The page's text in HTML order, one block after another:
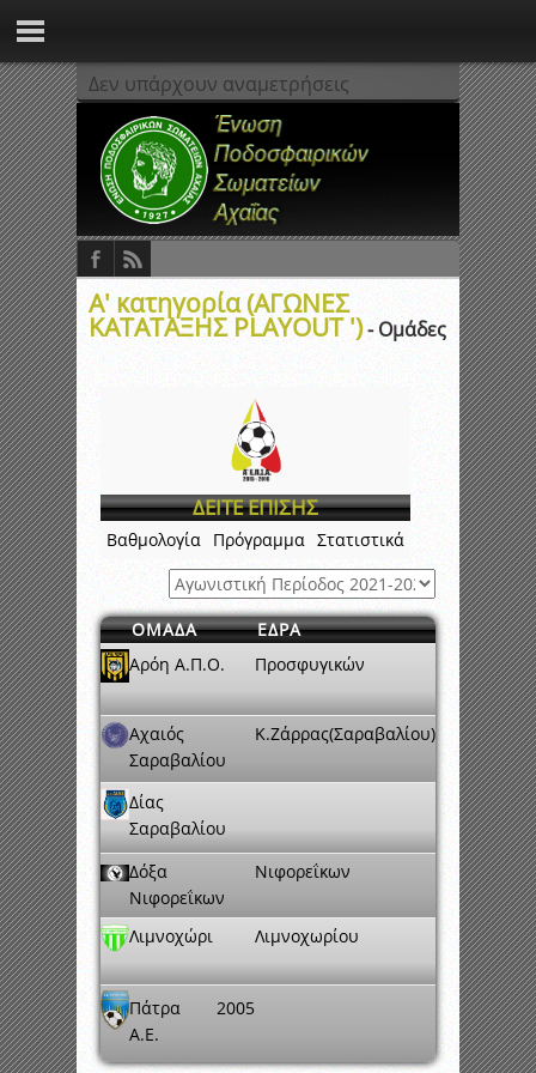
Δεν υπάρχουν αναμετρήσεις
Α' κατηγορία (ΑΓΩΝΕΣ
ΚΑΤΑΤΑΞΗΣ PLAYOUT ')- Ομάδες
ΔΕΙΤΕ ΕΠΙΣΗΣ
Βαθμολογία Πρόγραμμα Στατιστικά
ΟΜΑΔΑ
ΕΔΡΑ
Αρόη Α.Π.Ο.
Προσφυγικών
Αχαιός
Σαραβαλίου
Κ.Ζάρρας(Σαραβαλίου)
Δίας
Σαραβαλίου
Δόξα
Νιφορεΐκων
Νιφορεΐκων
Λιμνοχώρι Λιμνοχωρίου
Πάτρα 2005
A.E.